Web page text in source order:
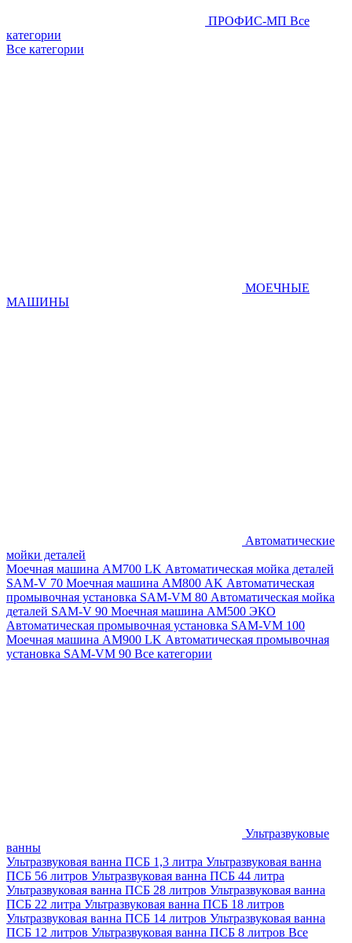
ПРОФИС-МП Все
категории
Все категории
МОЕЧНЫЕ
МАШИНЫ
Автоматические
мойки деталей
Моечная машина AM700 LK Автоматическая мойка деталей
SAM-V 70 Моечная машина АМ800 AK Автоматическая
промывочная установка SAM-VM 80 Автоматическая мойка
деталей SAM-V 90 Моечная машина АМ500 ЭКО
Автоматическая промывочная установка SAM-VM 100
Моечная машина AM900 LK Автоматическая промывочная
установка SAM-VM 90 Все категории
Ультразвуковые
ванны
Ультразвуковая ванна ПСБ 1,3 литра Ультразвуковая ванна
ПСБ 56 литров Ультразвуковая ванна ПСБ 44 литра
Ультразвуковая ванна ПСБ 28 литров Ультразвуковая ванна
ПСБ 22 литра Ультразвуковая ванна ПСБ 18 литров
Ультразвуковая ванна ПСБ 14 литров Ультразвуковая ванна
ПСБ 12 литров Ультразвуковая ванна ПСБ 8 литров Все